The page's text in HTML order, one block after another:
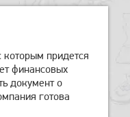
которым придется
финансовых
документ о
готова